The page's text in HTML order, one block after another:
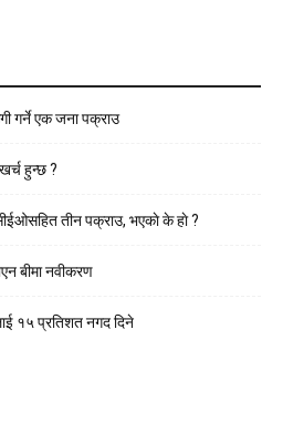
गर्ने एक जना पक्राउ
हुन्छ ?
तीन पक्राउ, भएकाे के हाे ?
बीमा नवीकरण
१५ प्रतिशत नगद दिने